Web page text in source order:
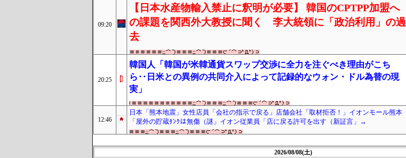
09:20
【日本水産物輸入禁止に釈明が必要】 韓国のCPTPP加盟へ
の課題を関西外大教授に聞く 李大統領に「政治利用」の過
去
20:25
韓国人「韓国が米韓通貨スワップ交渉に全力を注ぐべき理由がこち
ら‥日米との異例の共同介入によって記録的なウォン・ドル為替の現
実」
12:46
日本「熊本地震」女性店員「会社の指示で戻る」店舗会社「取材拒否！」イオンモール熊本
「屋外の貯蔵ﾀﾝｸは無傷（謎」イオン従業員「店に戻る許可を出す（新証言」→
2026/08/08(土)